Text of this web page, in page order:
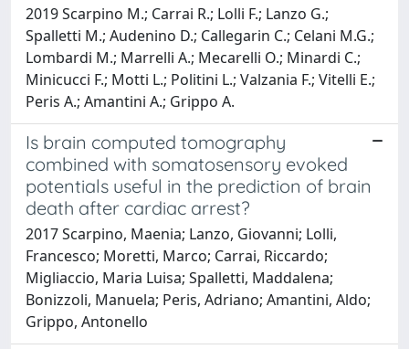
2019 Scarpino M.; Carrai R.; Lolli F.; Lanzo G.;
Spalletti M.; Audenino D.; Callegarin C.; Celani M.G.;
Lombardi M.; Marrelli A.; Mecarelli O.; Minardi C.;
Minicucci F.; Motti L.; Politini L.; Valzania F.; Vitelli E.;
Peris A.; Amantini A.; Grippo A.
Is brain computed tomography
combined with somatosensory evoked
potentials useful in the prediction of brain
death after cardiac arrest?
2017 Scarpino, Maenia; Lanzo, Giovanni; Lolli,
Francesco; Moretti, Marco; Carrai, Riccardo;
Migliaccio, Maria Luisa; Spalletti, Maddalena;
Bonizzoli, Manuela; Peris, Adriano; Amantini, Aldo;
Grippo, Antonello